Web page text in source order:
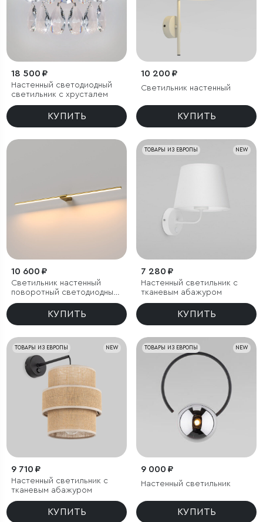
18 500 ₽
Настенный светодиодный
светильник с хрусталем
КУПИТЬ
10 200 ₽
Светильник настенный
КУПИТЬ
10 600 ₽
Светильник настенный
поворотный светодиодный
Luar 900 латунь 3000K
КУПИТЬ
NEW
ТОВАРЫ ИЗ ЕВРОПЫ
7 280 ₽
Настенный светильник с
тканевым абажуром
КУПИТЬ
NEW
ТОВАРЫ ИЗ ЕВРОПЫ
9 710 ₽
Настенный светильник с
тканевым абажуром
КУПИТЬ
NEW
ТОВАРЫ ИЗ ЕВРОПЫ
9 000 ₽
Настенный светильник
КУПИТЬ